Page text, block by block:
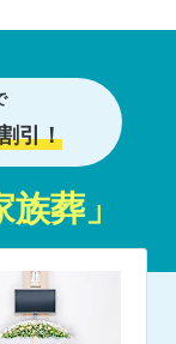
引！
族葬」